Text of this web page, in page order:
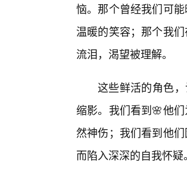
恼。那个曾经我们可
温暖的笑容；那个我
流泪，渴望被理解。
这些鲜活的角色
缩影。我们看到🌸他
然神伤；我们看到他
而陷入深深的自我怀疑。